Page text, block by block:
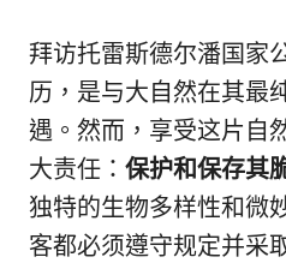
拜访托雷斯德尔潘国家
历，是与大自然在其最
遇。然而，享受这片自
大责任： 保护和保存其
独特的生物多样性和微
客都必须遵守规定并采